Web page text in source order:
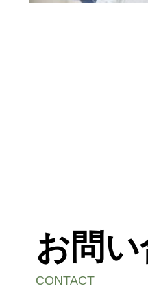
お問
CONTACT